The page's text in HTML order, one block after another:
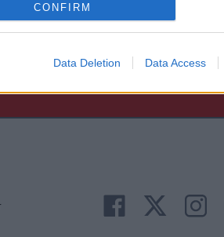
CONFIRM
Data Deletion Data Access
Χρήσιμα
τηλέφωνα